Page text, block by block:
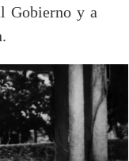
Gobierno y a